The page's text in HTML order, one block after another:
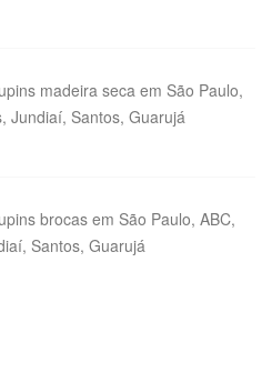
madeira seca em São Paulo,
Jundiaí, Santos, Guarujá
brocas em São Paulo, ABC,
Santos, Guarujá